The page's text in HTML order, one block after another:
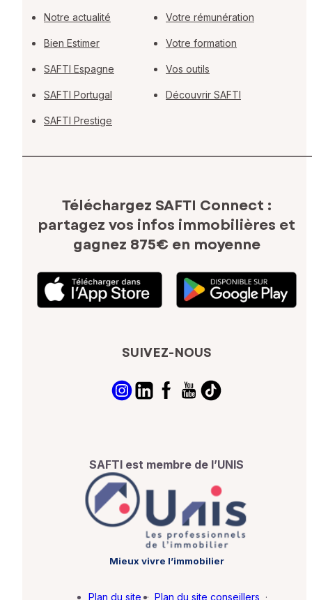
Notre actualité
Bien Estimer
SAFTI Espagne
SAFTI Portugal
SAFTI Prestige
Votre rémunération
Votre formation
Vos outils
Découvrir SAFTI
Téléchargez SAFTI Connect :
partagez vos infos immobilières et
gagnez 875€ en moyenne
SUIVEZ-NOUS
SAFTI est membre de l’UNIS
Mieux vivre l’immobilier
Plan du site · Plan du site conseillers ·